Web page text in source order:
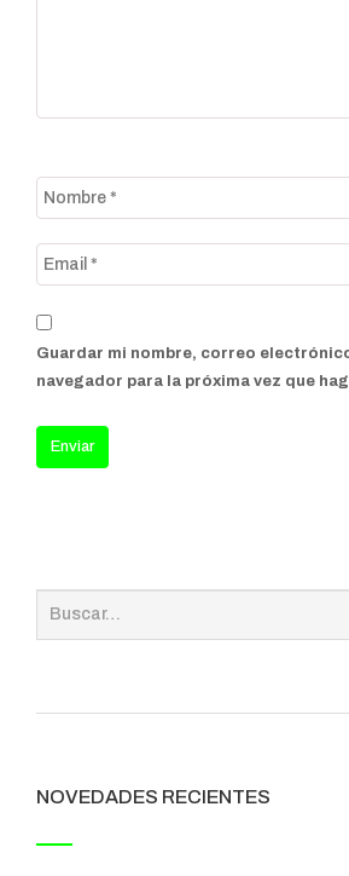
Guardar mi nombre, correo
navegador para la próxima vez que
NOVEDADES RECIENTES